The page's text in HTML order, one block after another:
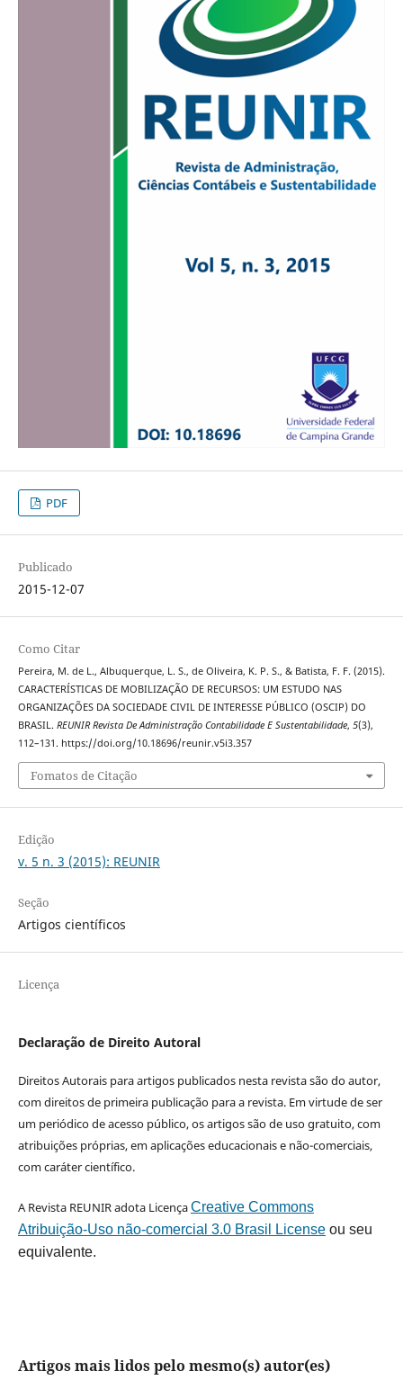
PDF
Publicado
2015-12-07
Como Citar
Pereira, M. de L., Albuquerque, L. S., de Oliveira, K. P. S., & Batista, F. F. (2015).
CARACTERÍSTICAS DE MOBILIZAÇÃO DE RECURSOS: UM ESTUDO NAS
ORGANIZAÇÕES DA SOCIEDADE CIVIL DE INTERESSE PÚBLICO (OSCIP) DO
BRASIL. REUNIR Revista De Administração Contabilidade E Sustentabilidade, 5(3),
112–131. https://doi.org/10.18696/reunir.v5i3.357
Fomatos de Citação
Edição
v. 5 n. 3 (2015): REUNIR
Seção
Artigos científicos
Licença
Declaração de Direito Autoral
Direitos Autorais para artigos publicados nesta revista são do autor,
com direitos de primeira publicação para a revista. Em virtude de ser
um periódico de acesso público, os artigos são de uso gratuito, com
atribuições próprias, em aplicações educacionais e não-comerciais,
com caráter científico.
A Revista REUNIR adota LicençaCreative Commons
Atribuição-Uso não-comercial 3.0 Brasil Licenseou seu
equivalente.
Artigos mais lidos pelo mesmo(s) autor(es)